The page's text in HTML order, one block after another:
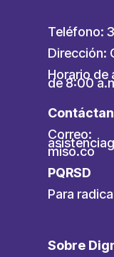
Teléfono:
Dirección:
Horario de
de 8:00
Correo:
miso.co
PQRSD
Para
Sobre